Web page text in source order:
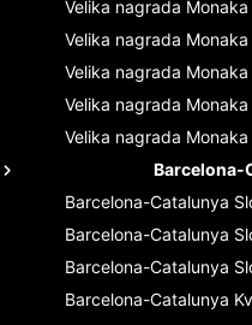
Velika nagrada Monaka
Velika nagrada Monaka
Velika nagrada Monaka
Velika nagrada Monaka
Velika nagrada Monaka
Barcelona-
Barcelona-Catalunya
Barcelona-Catalunya
Barcelona-Catalunya
Barcelona-Catalunya